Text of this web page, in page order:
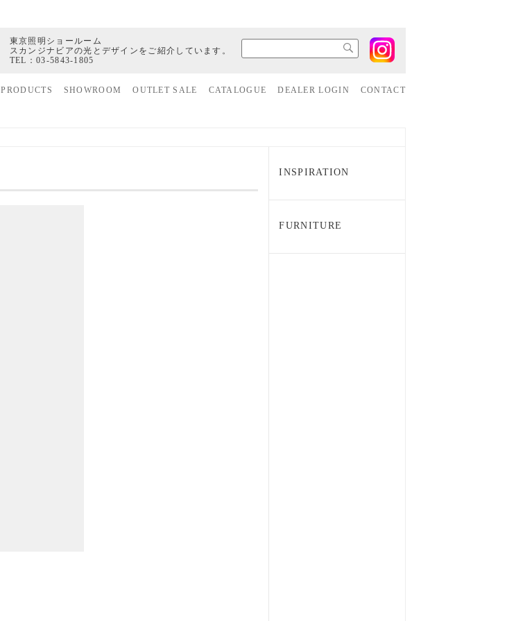
東京照明ショールーム
スカンジナビアの光とデザインをご紹介しています。
TEL：03-5843-1805
PRODUCTS SHOWROOM OUTLET SALE CATALOGUE DEALER LOGIN CONTACT
INSPIRATION
FURNITURE